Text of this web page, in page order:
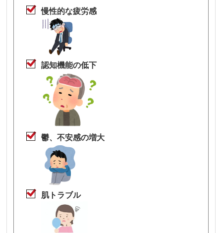
慢性的な疲労感
認知機能の低下
鬱、不安感の増大
肌トラブル